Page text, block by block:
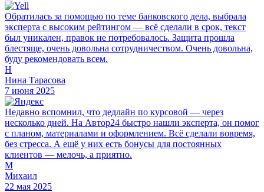
Обратилась за помощью по теме банковского дела, выбрала
эксперта с высоким рейтингом — всё сделали в срок, текст
был уникален, правок не потребовалось. Защита прошла
блестяще, очень довольна сотрудничеством. Очень довольна,
буду рекомендовать всем.
Н
Нина Тарасова
7 июня 2025
Недавно вспомнил, что дедлайн по курсовой — через
несколько дней. На Автор24 быстро нашли эксперта, он помог
с планом, материалами и оформлением. Всё сделали вовремя,
без стресса. А ещё у них есть бонусы для постоянных
клиентов — мелочь, а приятно.
М
Михаил
22 мая 2025